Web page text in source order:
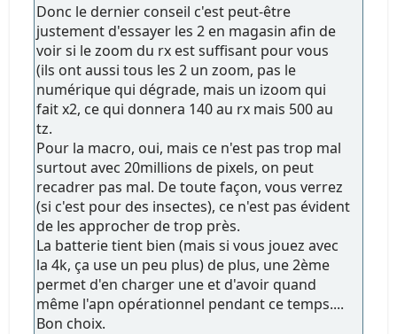
Donc le dernier conseil c'est peut-être
justement d'essayer les 2 en magasin afin de
voir si le zoom du rx est suffisant pour vous
(ils ont aussi tous les 2 un zoom, pas le
numérique qui dégrade, mais un izoom qui
fait x2, ce qui donnera 140 au rx mais 500 au
tz.
Pour la macro, oui, mais ce n'est pas trop mal
surtout avec 20millions de pixels, on peut
recadrer pas mal. De toute façon, vous verrez
(si c'est pour des insectes), ce n'est pas évident
de les approcher de trop près.
La batterie tient bien (mais si vous jouez avec
la 4k, ça use un peu plus) de plus, une 2ème
permet d'en charger une et d'avoir quand
même l'apn opérationnel pendant ce temps....
Bon choix.